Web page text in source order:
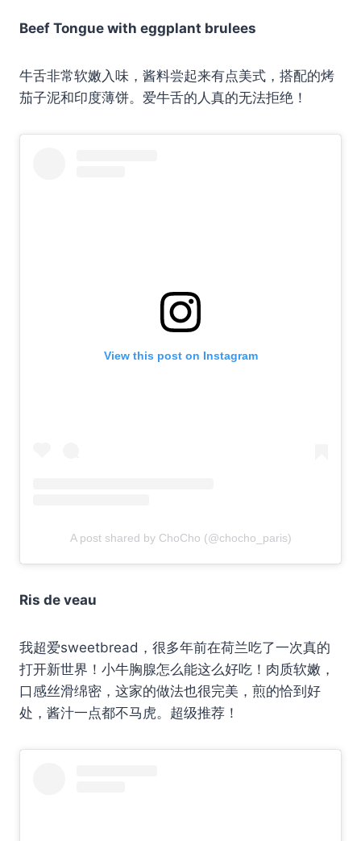
Beef Tongue with eggplant brulees
牛舌非常软嫩入味，酱料尝起来有点美式，搭配的烤
茄子泥和印度薄饼。爱牛舌的人真的无法拒绝！
View this post on Instagram
A post shared by ChoCho (@chocho_paris)
Ris de veau
我超爱sweetbread，很多年前在荷兰吃了一次真的
打开新世界！小牛胸腺怎么能这么好吃！肉质软嫩，
口感丝滑绵密，这家的做法也很完美，煎的恰到好
处，酱汁一点都不马虎。超级推荐！